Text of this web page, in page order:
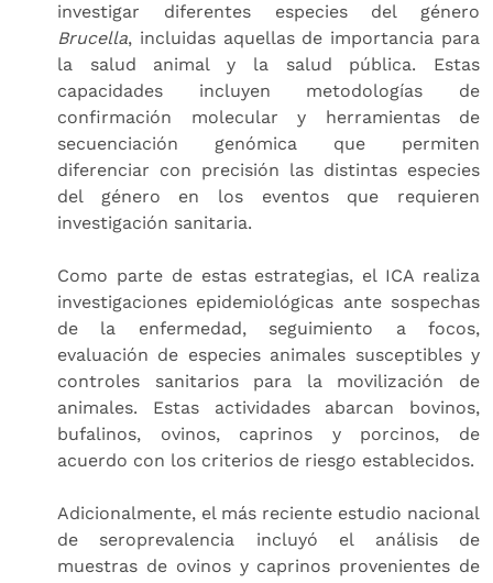
investigar diferentes especies del género
Brucella, incluidas aquellas de importancia para
la salud animal y la salud pública. Estas
capacidades incluyen metodologías de
confirmación molecular y herramientas de
secuenciación genómica que permiten
diferenciar con precisión las distintas especies
del género en los eventos que requieren
investigación sanitaria.
Como parte de estas estrategias, el ICA realiza
investigaciones epidemiológicas ante sospechas
de la enfermedad, seguimiento a focos,
evaluación de especies animales susceptibles y
controles sanitarios para la movilización de
animales. Estas actividades abarcan bovinos,
bufalinos, ovinos, caprinos y porcinos, de
acuerdo con los criterios de riesgo establecidos.
Adicionalmente, el más reciente estudio nacional
de seroprevalencia incluyó el análisis de
muestras de ovinos y caprinos provenientes de